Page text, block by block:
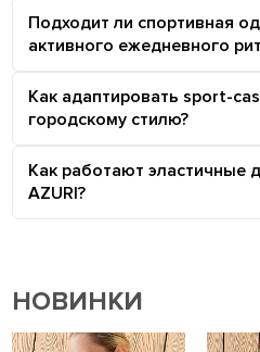
Подходит ли спортивная
активного ежедневного
Как адаптировать sport-
городскому стилю?
Как работают эластичные
AZURI?
НОВИНКИ